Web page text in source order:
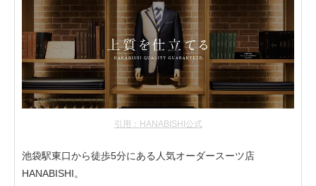
引用：HANABISHI公式
池袋駅東口から徒歩5分にある人気オーダースーツ店
HANABISHI。